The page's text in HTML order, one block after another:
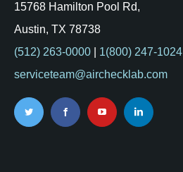
15768 Hamilton Pool Rd,
Austin, TX 78738
(512) 263-0000| 1(800) 247-1024
serviceteam@airchecklab.com